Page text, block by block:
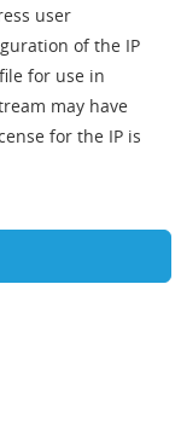
user
of the IP
for use in
may have
for the IP is